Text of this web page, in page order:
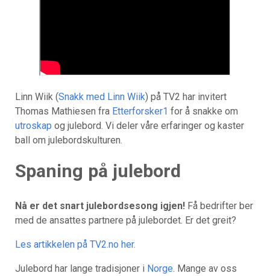
Linn Wiik (Snakk med Linn Wiik) på TV2 har invitert
Thomas Mathiesen fra Etterforsker1 for å snakke om
utroskap og julebord. Vi deler våre erfaringer og kaster
ball om julebordskulturen.
Spaning på julebord
Nå er det snart julebordsesong igjen! Få bedrifter ber
med de ansattes partnere på julebordet. Er det greit?
Les artikkelen på TV2.no her.
Julebord har lange tradisjoner i Norge. Mange av oss